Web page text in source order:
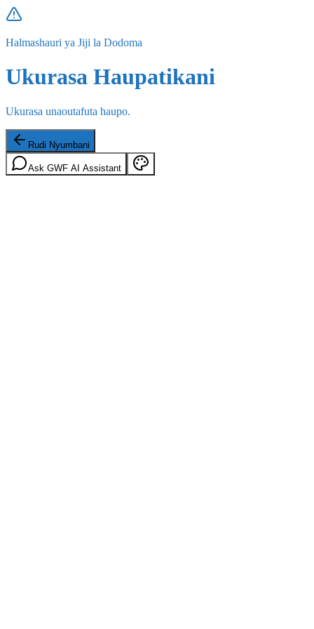
Halmashauri ya Jiji la Dodoma
Ukurasa Haupatikani
Ukurasa unaoutafuta haupo.
Rudi Nyumbani
Ask GWF AI Assistant